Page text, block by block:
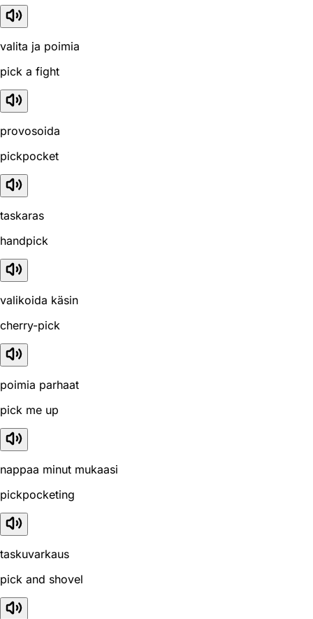
valita ja poimia
pick a fight
provosoida
pickpocket
taskaras
handpick
valikoida käsin
cherry-pick
poimia parhaat
pick me up
nappaa minut mukaasi
pickpocketing
taskuvarkaus
pick and shovel